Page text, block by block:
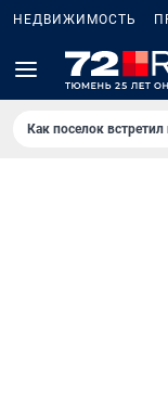
НЕДВИЖИМОСТЬ
Как поселок